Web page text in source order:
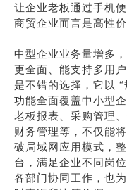
让企业老板通过手机
商贸企业而言是高性价
中型企业业务量增多
更全面、能支持多用
是不错的选择，它以
功能全面覆盖中小型
老板报表、采购管理
财务管理等，不仅能
破局域网应用模式，
台，满足企业不同岗
各部门协同工作，也